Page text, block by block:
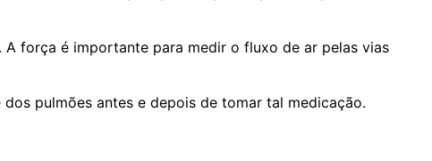
força é importante para medir o fluxo de ar pelas vias
pulmões antes e depois de tomar tal medicação.